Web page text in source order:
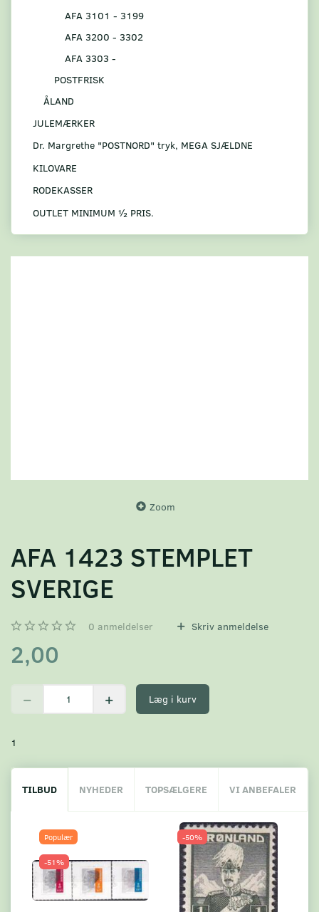
AFA 3101 - 3199
AFA 3200 - 3302
AFA 3303 -
POSTFRISK
ÅLAND
JULEMÆRKER
Dr. Margrethe "POSTNORD" tryk, MEGA SJÆLDNE
KILOVARE
RODEKASSER
OUTLET MINIMUM ½ PRIS.
Zoom
AFA 1423 STEMPLET
SVERIGE
0 anmeldelser Skriv anmeldelse
2,00
Læg i kurv
1
TILBUD NYHEDER TOPSÆLGERE VI ANBEFALER
Populær
-51%
-50%